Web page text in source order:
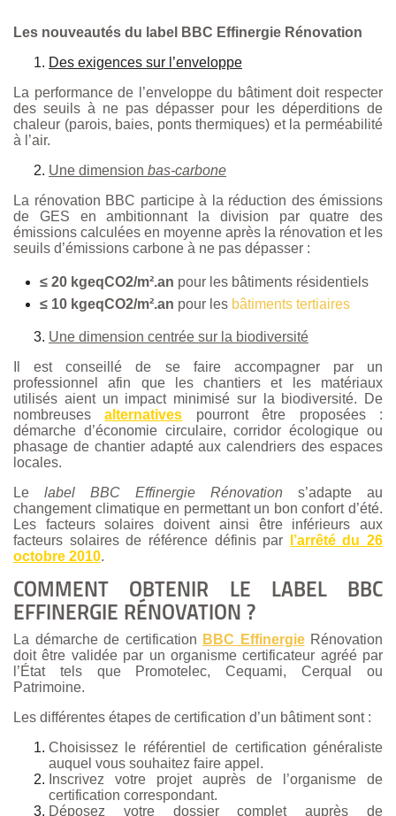
Les nouveautés du label BBC Effinergie Rénovation
Des exigences sur l’enveloppe
La performance de l’enveloppe du bâtiment doit respecter
des seuils à ne pas dépasser pour les déperditions de
chaleur (parois, baies, ponts thermiques) et la perméabilité
à l’air.
Une dimension bas-carbone
La rénovation BBC participe à la réduction des émissions
de GES en ambitionnant la division par quatre des
émissions calculées en moyenne après la rénovation et les
seuils d’émissions carbone à ne pas dépasser :
≤ 20 kgeqCO2/m².an pour les bâtiments résidentiels
≤ 10 kgeqCO2/m².an pour les bâtiments tertiaires
Une dimension centrée sur la biodiversité
Il est conseillé de se faire accompagner par un
professionnel afin que les chantiers et les matériaux
utilisés aient un impact minimisé sur la biodiversité. De
nombreuses
alternatives
pourront être proposées :
démarche d’économie circulaire, corridor écologique ou
phasage de chantier adapté aux calendriers des espaces
locales.
Le label BBC Effinergie Rénovation s’adapte au
changement climatique en permettant un bon confort d’été.
Les facteurs solaires doivent ainsi être inférieurs aux
facteurs solaires de référence définis par
l’arrêté du 26
octobre 2010.
COMMENT OBTENIR LE LABEL BBC
EFFINERGIE RÉNOVATION ?
La démarche de certification BBC EffinergieRénovation
doit être validée par un organisme certificateur agréé par
l’État tels que Promotelec, Cequami, Cerqual ou
Patrimoine.
Les différentes étapes de certification d’un bâtiment sont :
Choisissez le référentiel de certification généraliste
auquel vous souhaitez faire appel.
Inscrivez votre projet auprès de l’organisme de
certification correspondant.
Déposez votre dossier complet auprès de